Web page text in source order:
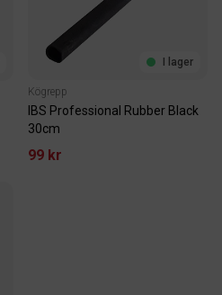
I lager
Kögrepp
IBS Professional Rubber Black
30cm
99 kr